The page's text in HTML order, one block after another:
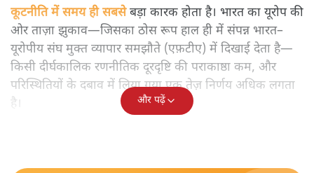
कूटनीति में समय ही सबसेबड़ा कारक होता है। भारत का यूरोप की
ओर ताज़ा झुकाव—जिसका ठोस रूप हाल ही में संपन्न भारत–
यूरोपीय संघ मुक्त व्यापार समझौते (एफ़टीए) में दिखाई देता है—
किसी दीर्घकालिक रणनीतिक दूरदृष्टि की पराकाष्ठा कम, और
परिस्थितियों के दबाव में लिया गया एक तेज़ निर्णय अधिक लगता
है।
और पढ़ें